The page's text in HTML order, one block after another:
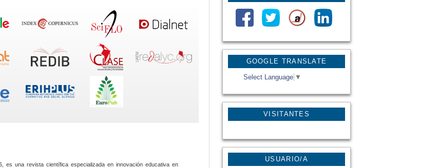
GOOGLE TRANSLATE
Select Language ▼
VISITANTES
USUARIO/A
es una revista científica especializada en innovación educativa en